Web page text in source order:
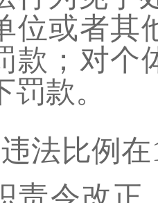
位或者其
款；对个
罚款。
法比例